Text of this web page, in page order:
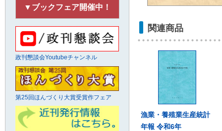
関連商品
漁業・養殖業生産統計
年報 令和6年
▼ブックフェア開催中！
政刊懇談会Youtubeチャンネル
第25回ほんづくり大賞受賞作フェア